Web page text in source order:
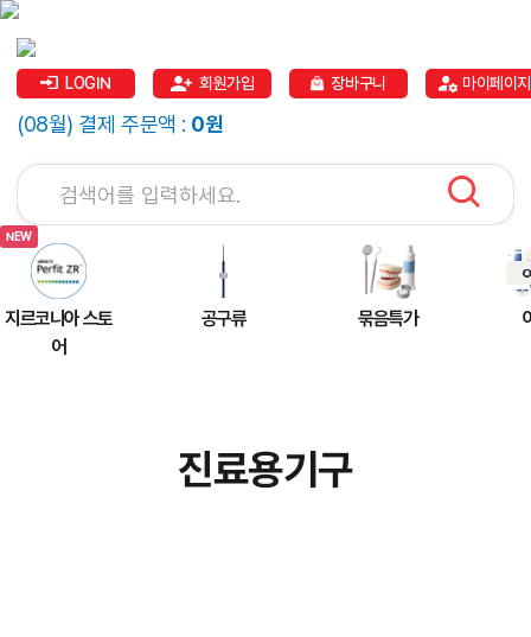
LOGIN 회원가입 장바구니 마이페이지
(08월) 결제 주문액 : 0원
지르코니아 스토
어
공구류 묶음특가
진료용기구